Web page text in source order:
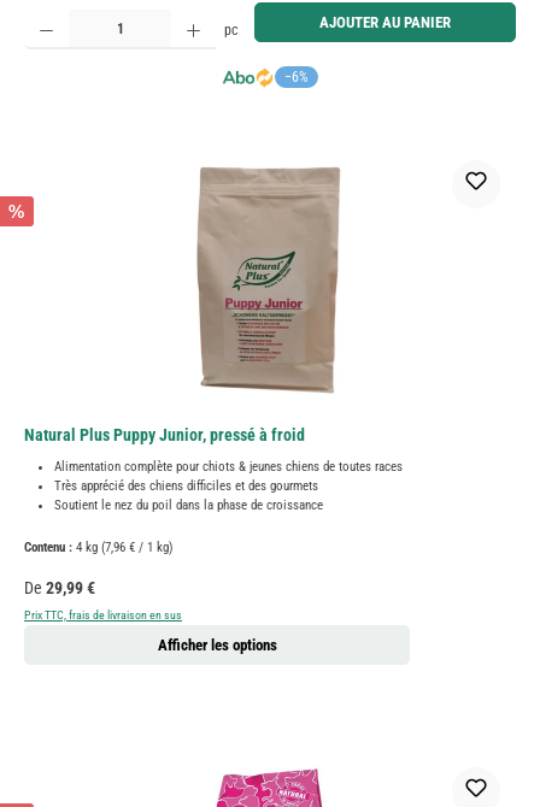
−6%
Quantité de produit : Entrez la quantité souhaitée ou utilisez les boutons pour augmenter ou
pc AJOUTER AU PANIER
%
Natural Plus Puppy Junior, pressé à froid
Alimentation complète pour chiots & jeunes chiens de toutes races
Très apprécié des chiens difficiles et des gourmets
Soutient le nez du poil dans la phase de croissance
Contenu : 4 kg (7,96 € / 1 kg)
Prix régulier :
De 29,99 €
Prix TTC, frais de livraison en sus
Afficher les options